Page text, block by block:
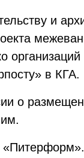
и
организаций
в КГА.
о